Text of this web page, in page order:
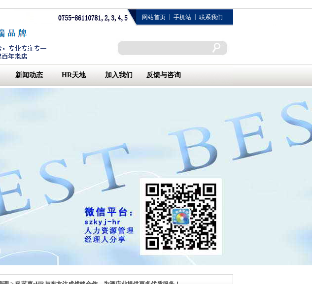
网站首页 手机站 联系我们
新闻动态 HR天地 加入我们 反馈与咨询